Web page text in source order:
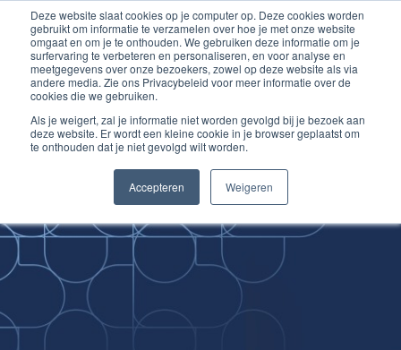
Deze website slaat cookies op je computer op. Deze cookies worden
gebruikt om informatie te verzamelen over hoe je met onze website
omgaat en om je te onthouden. We gebruiken deze informatie om je
surfervaring te verbeteren en personaliseren, en voor analyse en
meetgegevens over onze bezoekers, zowel op deze website als via
andere media. Zie ons Privacybeleid voor meer informatie over de
cookies die we gebruiken.
Als je weigert, zal je informatie niet worden gevolgd bij je bezoek aan
deze website. Er wordt een kleine cookie in je browser geplaatst om
te onthouden dat je niet gevolgd wilt worden.
Accepteren Weigeren
Inloggen account
Ga
naar
de
inhoud
Improving
Medical Skills